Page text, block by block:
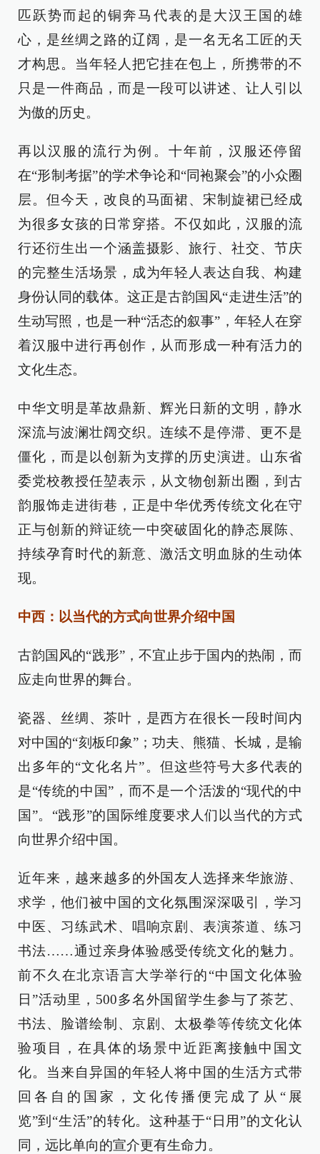
匹跃势而起的铜奔马代表的是大汉王国的雄
心，是丝绸之路的辽阔，是一名无名工匠的天
才构思。当年轻人把它挂在包上，所携带的不
只是一件商品，而是一段可以讲述、让人引以
为傲的历史。
再以汉服的流行为例。十年前，汉服还停留
在“形制考据”的学术争论和“同袍聚会”的小众圈
层。但今天，改良的马面裙、宋制旋裙已经成
为很多女孩的日常穿搭。不仅如此，汉服的流
行还衍生出一个涵盖摄影、旅行、社交、节庆
的完整生活场景，成为年轻人表达自我、构建
身份认同的载体。这正是古韵国风“走进生活”的
生动写照，也是一种“活态的叙事”，年轻人在穿
着汉服中进行再创作，从而形成一种有活力的
文化生态。
中华文明是革故鼎新、辉光日新的文明，静水
深流与波澜壮阔交织。连续不是停滞、更不是
僵化，而是以创新为支撑的历史演进。山东省
委党校教授任堃表示，从文物创新出圈，到古
韵服饰走进街巷，正是中华优秀传统文化在守
正与创新的辩证统一中突破固化的静态展陈、
持续孕育时代的新意、激活文明血脉的生动体
现。
中西：以当代的方式向世界介绍中国
古韵国风的“践形”，不宜止步于国内的热闹，而
应走向世界的舞台。
瓷器、丝绸、茶叶，是西方在很长一段时间内
对中国的“刻板印象”；功夫、熊猫、长城，是输
出多年的“文化名片”。但这些符号大多代表的
是“传统的中国”，而不是一个活泼的“现代的中
国”。“践形”的国际维度要求人们以当代的方式
向世界介绍中国。
近年来，越来越多的外国友人选择来华旅游、
求学，他们被中国的文化氛围深深吸引，学习
中医、习练武术、唱响京剧、表演茶道、练习
书法……通过亲身体验感受传统文化的魅力。
前不久在北京语言大学举行的“中国文化体验
日”活动里，500多名外国留学生参与了茶艺、
书法、脸谱绘制、京剧、太极拳等传统文化体
验项目，在具体的场景中近距离接触中国文
化。当来自异国的年轻人将中国的生活方式带
回各自的国家，文化传播便完成了从“展
览”到“生活”的转化。这种基于“日用”的文化认
同，远比单向的宣介更有生命力。